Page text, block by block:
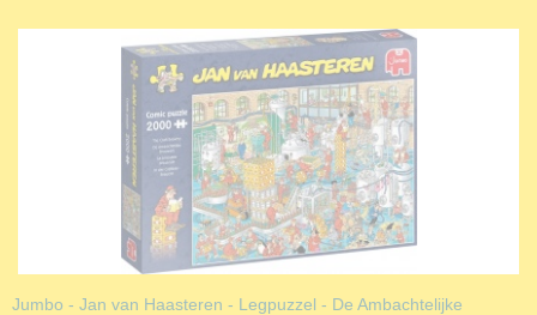
Jumbo - Jan van Haasteren - Legpuzzel - De Ambachtelijke